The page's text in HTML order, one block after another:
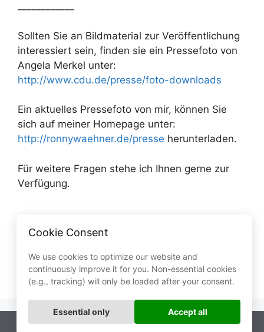
Sollten Sie an Bildmaterial zur Veröffentlichung
interessiert sein, finden sie ein Pressefoto von
Angela Merkel unter:
http://www.cdu.de/presse/foto-downloads
Ein aktuelles Pressefoto von mir, können Sie
sich auf meiner Homepage unter:
http://ronnywaehner.de/presse herunterladen.
Für weitere Fragen stehe ich Ihnen gerne zur
Verfügung.
Unternehmern vorgestellt
Staatsminister Frank Kupfer in der Region
unterwegs
Cookie Consent
We use cookies to optimize our website and
continuously improve it for you. Non-essential cookies
(e.g., tracking) will only be loaded after your consent.
Essential only Accept all